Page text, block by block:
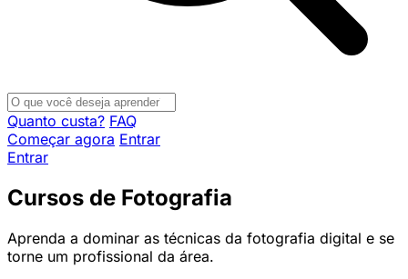
Quanto custa? FAQ
Começar agora Entrar
Entrar
Cursos de Fotografia
Aprenda a dominar as técnicas da fotografia digital e se
torne um profissional da área.